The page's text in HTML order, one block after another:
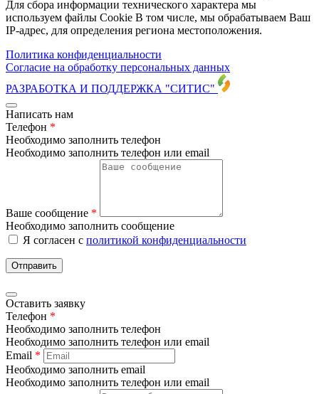
Для сбора информации технического характера мы
используем файлы Cookie В том числе, мы обрабатываем Ваш
IP-адрес, для определения региона местоположения.
Политика конфиденциальности
Согласие на обработку персональных данных
РАЗРАБОТКА И ПОДДЕРЖКА "СИТИС"
Написать нам
Телефон *
Необходимо заполнить телефон
Необходимо заполнить телефон или email
Ваше сообщение *
Необходимо заполнить сообщение
Я согласен с политикой конфиденциальности
Отправить
Оставить заявку
Телефон *
Необходимо заполнить телефон
Необходимо заполнить телефон или email
Email *
Необходимо заполнить email
Необходимо заполнить телефон или email